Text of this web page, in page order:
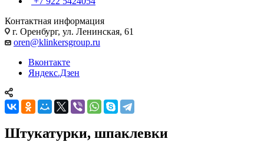
Контактная информация
г. Оренбург, ул. Ленинская, 61
oren@klinkersgroup.ru
Вконтакте
Яндекс.Дзен
Штукатурки, шпаклевки